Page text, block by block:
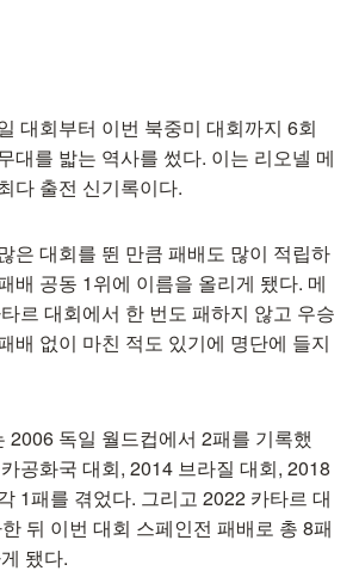
대회부터 이번 북중미 대회까지 6회
대를 밟는 역사를 썼다. 이는 리오넬 메
다 출전 신기록이다.
은 대회를 뛴 만큼 패배도 많이 적립하
배 공동 1위에 이름을 올리게 됐다. 메
르 대회에서 한 번도 패하지 않고 우승
배 없이 마친 적도 있기에 명단에 들지
2006 독일 월드컵에서 2패를 기록했
공화국 대회, 2014 브라질 대회, 2018
1패를 겪었다. 그리고 2022 카타르 대
뒤 이번 대회 스페인전 패배로 총 8패
됐다.